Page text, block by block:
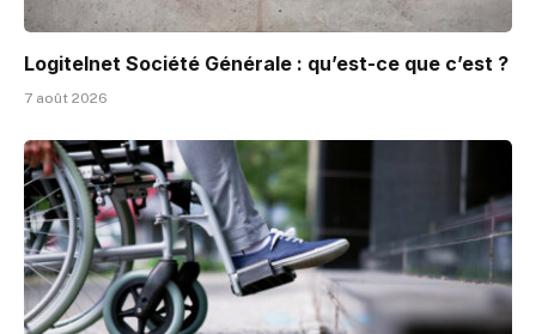
Logitelnet Société Générale : qu’est-ce que c’est ?
7 août 2026